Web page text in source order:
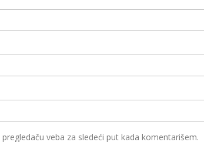
veba za sledeći put kada komentarišem.